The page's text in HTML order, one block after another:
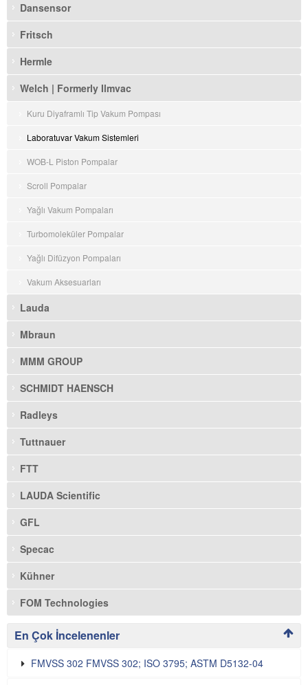
Dansensor
Fritsch
Hermle
Welch | Formerly Ilmvac
Kuru Diyaframlı Tip Vakum Pompası
Laboratuvar Vakum Sistemleri
WOB-L Piston Pompalar
Scroll Pompalar
Yağlı Vakum Pompaları
Turbomoleküler Pompalar
Yağlı Difüzyon Pompaları
Vakum Aksesuarları
Lauda
Mbraun
MMM GROUP
SCHMIDT HAENSCH
Radleys
Tuttnauer
FTT
LAUDA Scientific
GFL
Specac
Kühner
FOM Technologies
En Çok İncelenenler
FMVSS 302 FMVSS 302; ISO 3795; ASTM D5132-04